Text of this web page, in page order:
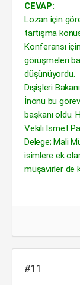
CEVAP:
Lozan için
tartışma
Konferansı
görüşmeleri
düşünüyordu.
Dışişleri
İnönü bu
başkanı oldu.
Vekili İsmet
Delege; Mali
isimlere ek
müşavirler de
#11